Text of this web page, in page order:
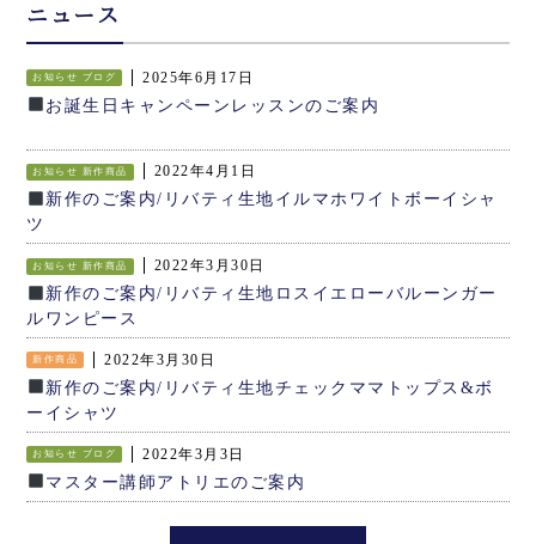
ニュース
お知らせ ブログ 2025年6月17日
お誕生日キャンペーンレッスンのご案内
お知らせ 新作商品 2022年4月1日
新作のご案内/リバティ生地イルマホワイトボーイシャ
ツ
お知らせ 新作商品 2022年3月30日
新作のご案内/リバティ生地ロスイエローバルーンガー
ルワンピース
新作商品 2022年3月30日
新作のご案内/リバティ生地チェックママトップス&ボ
ーイシャツ
お知らせ ブログ 2022年3月3日
マスター講師アトリエのご案内